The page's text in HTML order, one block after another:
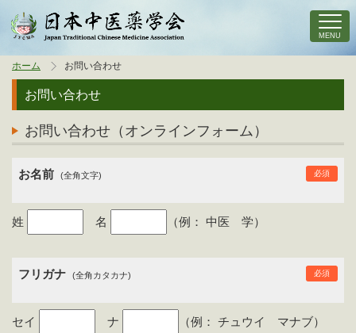
MENU
ホーム お問い合わせ
お問い合わせ
お問い合わせ（オンラインフォーム）
必須
お名前 (全角文字)
姓 名 （例： 中医 学）
必須
フリガナ (全角カタカナ)
セイ ナ （例： チュウイ マナブ）